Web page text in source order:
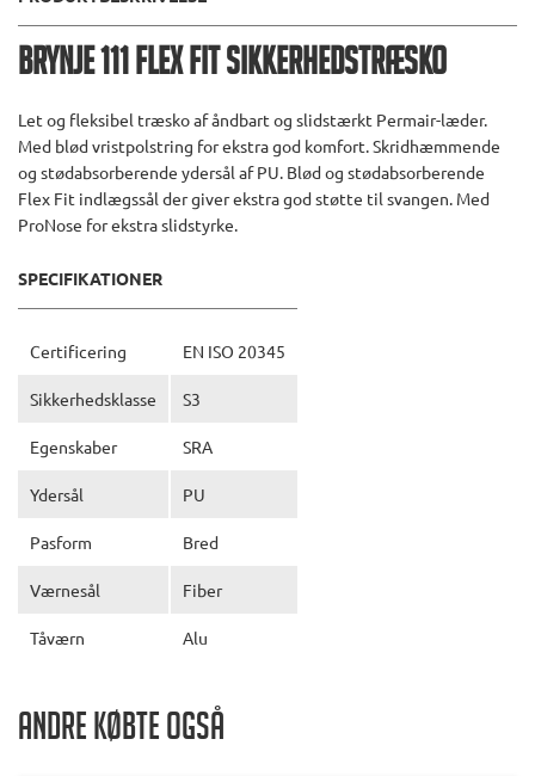
Brynje 111 Flex Fit Sikkerhedstræsko
Let og fleksibel træsko af åndbart og slidstærkt Permair-læder.
Med blød vristpolstring for ekstra god komfort. Skridhæmmende
og stødabsorberende ydersål af PU. Blød og stødabsorberende
Flex Fit indlægssål der giver ekstra god støtte til svangen. Med
ProNose for ekstra slidstyrke.
SPECIFIKATIONER
Certificering EN ISO 20345
Sikkerhedsklasse S3
Egenskaber SRA
Ydersål PU
Pasform Bred
Værnesål Fiber
Tåværn Alu
Andre købte også